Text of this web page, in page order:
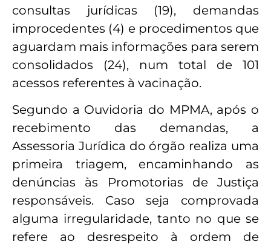
consultas jurídicas (19), demandas
improcedentes (4) e procedimentos que
aguardam mais informações para serem
consolidados (24), num total de 101
acessos referentes à vacinação.
Segundo a Ouvidoria do MPMA, após o
recebimento das demandas, a
Assessoria Jurídica do órgão realiza uma
primeira triagem, encaminhando as
denúncias às Promotorias de Justiça
responsáveis. Caso seja comprovada
alguma irregularidade, tanto no que se
refere ao desrespeito à ordem de